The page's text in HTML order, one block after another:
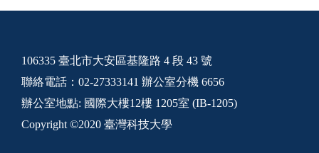
106335 臺北市大安區基隆路 4 段 43 號
聯絡電話：02-27333141 辦公室分機 6656
辦公室地點: 國際大樓12樓 1205室 (IB-1205)
Copyright ©2020 臺灣科技大學